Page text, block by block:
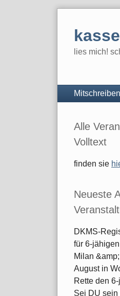
lies mich!
Navigation
Mitschreiben
Alle
Volltext
finden sie
Neueste
DKMS-
für 6-
Milan
August in
Rette den
Sei DU sein